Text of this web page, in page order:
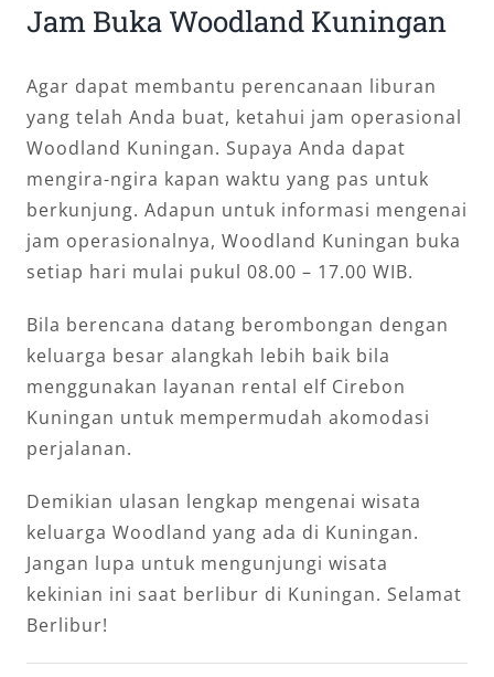
Jam Buka Woodland Kuningan
Agar dapat membantu perencanaan liburan
yang telah Anda buat, ketahui jam operasional
Woodland Kuningan. Supaya Anda dapat
mengira-ngira kapan waktu yang pas untuk
berkunjung. Adapun untuk informasi mengenai
jam operasionalnya, Woodland Kuningan buka
setiap hari mulai pukul 08.00 – 17.00 WIB.
Bila berencana datang berombongan dengan
keluarga besar alangkah lebih baik bila
menggunakan layanan rental elf Cirebon
Kuningan untuk mempermudah akomodasi
perjalanan.
Demikian ulasan lengkap mengenai wisata
keluarga Woodland yang ada di Kuningan.
Jangan lupa untuk mengunjungi wisata
kekinian ini saat berlibur di Kuningan. Selamat
Berlibur!